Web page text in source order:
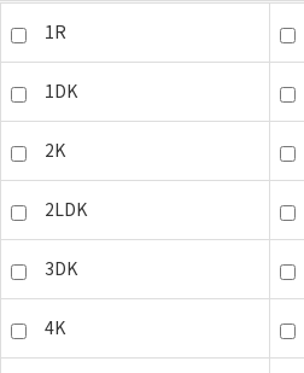
1R
1DK
2K
2LDK
3DK
4K